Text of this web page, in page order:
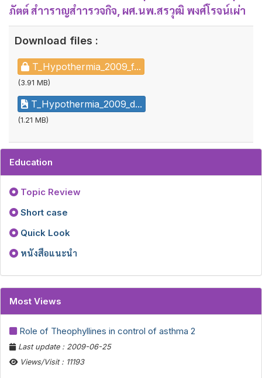
ภัตต์ สำาราญสำารวจกิจ, ผศ.นพ.สรวุฒิ พงศ์โรจน์เผ่า
Download files :
T_Hypothermia_2009_f...
(3.91 MB)
T_Hypothermia_2009_d...
(1.21 MB)
Education
Topic Review
Short case
Quick Look
หนังสือแนะนำ
Most Views
Role of Theophyllines in control of asthma 2
Last update : 2009-06-25
Views/Visit : 11193